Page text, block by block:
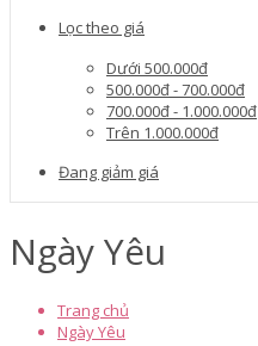
Lọc theo giá
Dưới 500.000đ
500.000đ - 700.000đ
700.000đ - 1.000.000đ
Trên 1.000.000đ
Đang giảm giá
Ngày Yêu
Trang chủ
Ngày Yêu